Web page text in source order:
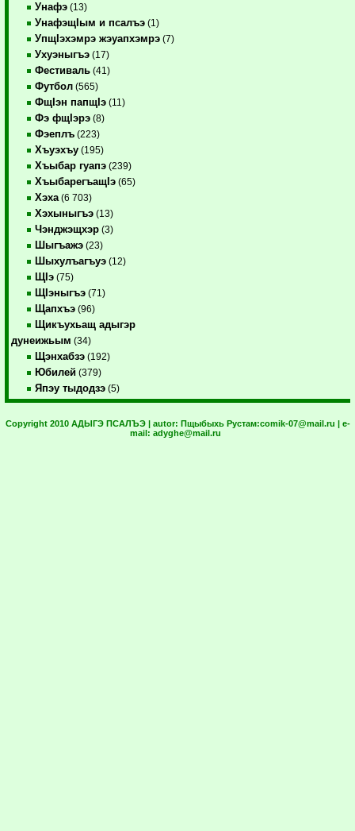
Унафэ (13)
УнафэщIым и псалъэ (1)
УпщIэхэмрэ жэуапхэмрэ (7)
Ухуэныгъэ (17)
Фестиваль (41)
Футбол (565)
ФщIэн папщIэ (11)
Фэ фщIэрэ (8)
Фэеплъ (223)
Хъуэхъу (195)
Хъыбар гуапэ (239)
ХъыбарегъащIэ (65)
Хэха (6 703)
Хэхыныгъэ (13)
Чэнджэщхэр (3)
Шыгъажэ (23)
Шыхулъагъуэ (12)
ЩIэ (75)
ЩIэныгъэ (71)
Щапхъэ (96)
Щикъухьащ адыгэр
дунеижьым (34)
Щэнхабзэ (192)
Юбилей (379)
Япэу тыдодзэ (5)
Copyright 2010 АДЫГЭ ПСАЛЪЭ | autor: Пщыбыхь Рустам:comik-07@mail.ru | e-
mail: adyghe@mail.ru